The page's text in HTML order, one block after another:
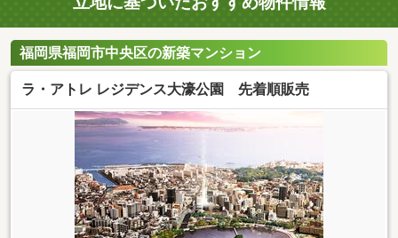
福岡県福岡市中央区の新築マンション
ラ・アトレ レジデンス大濠公園 先着順販売